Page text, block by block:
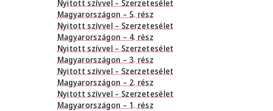
Nyitott szívvel – Szerzetesélet
Magyarországon – 5. rész
Nyitott szívvel – Szerzetesélet
Magyarországon – 4. rész
Nyitott szívvel – Szerzetesélet
Magyarországon – 3. rész
Nyitott szívvel – Szerzetesélet
Magyarországon – 2. rész
Nyitott szívvel – Szerzetesélet
Magyarországon – 1. rész